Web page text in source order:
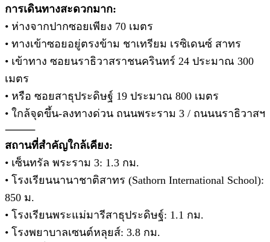
การเดินทางสะดวกมาก:
• ห่างจากปากซอยเพียง 70 เมตร
• ทางเข้าซอยอยู่ตรงข้าม ชาเทรียม เรซิเดนซ์ สาทร
• เข้าทาง ซอยนราธิวาสราชนครินทร์ 24 ประมาณ 300
เมตร
• หรือ ซอยสาธุประดิษฐ์ 19 ประมาณ 800 เมตร
• ใกล้จุดขึ้น-ลงทางด่วน ถนนพระราม 3 / ถนนนราธิวาสฯ
⸻
สถานที่สำคัญใกล้เคียง:
• เซ็นทรัล พระราม 3: 1.3 กม.
• โรงเรียนนานาชาติสาทร (Sathorn International School):
850 ม.
• โรงเรียนพระแม่มารีสาธุประดิษฐ์: 1.1 กม.
• โรงพยาบาลเซนต์หลุยส์: 3.8 กม.